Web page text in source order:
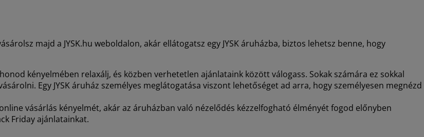
majd a JYSK.hu weboldalon, akár ellátogatsz egy JYSK áruházba, biztos lehetsz benne, hogy
kényelmében relaxálj, és közben verhetetlen ajánlataink között válogass. Sokak számára ez sokkal
Egy JYSK áruház személyes meglátogatása viszont lehetőséget ad arra, hogy személyesen megnézd
vásárlás kényelmét, akár az áruházban való nézelődés kézzelfogható élményét fogod előnyben
Friday ajánlatainkat.